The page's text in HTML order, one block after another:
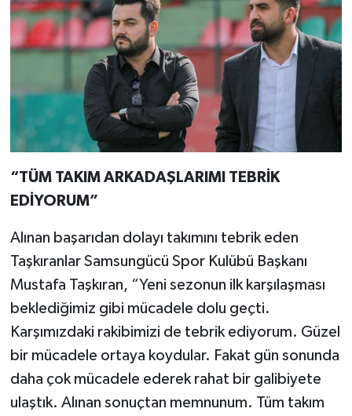
“TÜM TAKIM ARKADAŞLARIMI TEBRİK
EDİYORUM”
Alınan başarıdan dolayı takımını tebrik eden
Taşkıranlar Samsungücü Spor Kulübü Başkanı
Mustafa Taşkıran, “Yeni sezonun ilk karşılaşması
beklediğimiz gibi mücadele dolu geçti.
Karşımızdaki rakibimizi de tebrik ediyorum. Güzel
bir mücadele ortaya koydular. Fakat gün sonunda
daha çok mücadele ederek rahat bir galibiyete
ulaştık. Alınan sonuçtan memnunum. Tüm takım